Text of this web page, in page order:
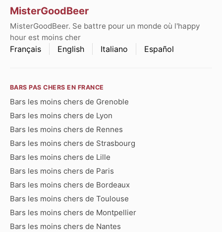
MisterGoodBeer
MisterGoodBeer. Se battre pour un monde où l'happy
hour est moins cher
Français English Italiano Español
BARS PAS CHERS EN FRANCE
Bars les moins chers de Grenoble
Bars les moins chers de Lyon
Bars les moins chers de Rennes
Bars les moins chers de Strasbourg
Bars les moins chers de Lille
Bars les moins chers de Paris
Bars les moins chers de Bordeaux
Bars les moins chers de Toulouse
Bars les moins chers de Montpellier
Bars les moins chers de Nantes